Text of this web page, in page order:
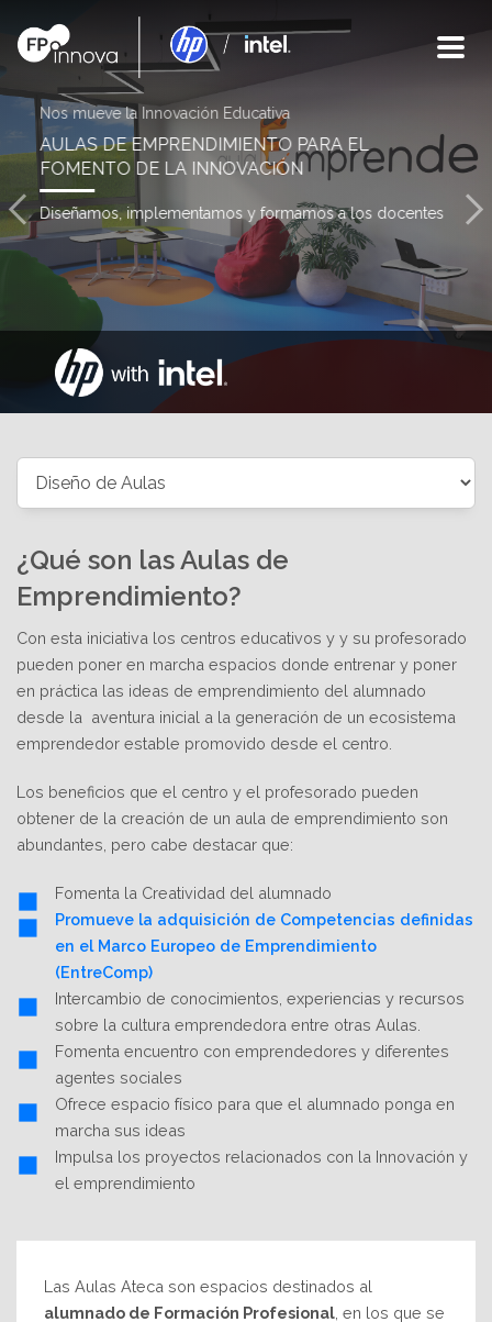
Nos mueve la Innovación Educativa
AULAS DE EMPRENDIMIENTO PARA EL
FOMENTO DE LA INNOVACIÓN
Diseñamos, implementamos y formamos a los docentes
¿Qué son las Aulas de
Emprendimiento?
Con esta iniciativa los centros educativos y y su profesorado
pueden poner en marcha espacios donde entrenar y poner
en práctica las ideas de emprendimiento del alumnado
desde la aventura inicial a la generación de un ecosistema
emprendedor estable promovido desde el centro.
Los beneficios que el centro y el profesorado pueden
obtener de la creación de un aula de emprendimiento son
abundantes, pero cabe destacar que:
Fomenta la Creatividad del alumnado
Promueve la adquisición de Competencias definidas
en el Marco Europeo de Emprendimiento
(EntreComp)
Intercambio de conocimientos, experiencias y recursos
sobre la cultura emprendedora entre otras Aulas.
Fomenta encuentro con emprendedores y diferentes
agentes sociales
Ofrece espacio físico para que el alumnado ponga en
marcha sus ideas
Impulsa los proyectos relacionados con la Innovación y
el emprendimiento
Las Aulas Ateca son espacios destinados al
alumnado de Formación Profesional , en los que se